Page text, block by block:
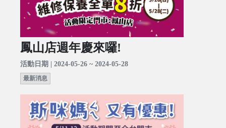
鳳山店週年慶來囉!
活動日期 | 2024-05-26 ~ 2024-05-28
最新消息